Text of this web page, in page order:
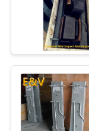
SUJET
NOUS
VISITE
D'USINE
à la